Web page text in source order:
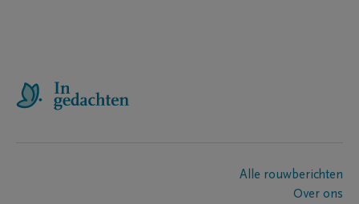
Alle rouwberichten
Over ons